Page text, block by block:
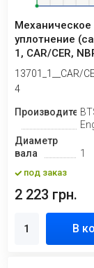
Механическое
уплотнение
1, CAR/CER,
13701_1__CAR/
4
Производитель
Диаметр
вала
1
под заказ
2 223 грн.
В